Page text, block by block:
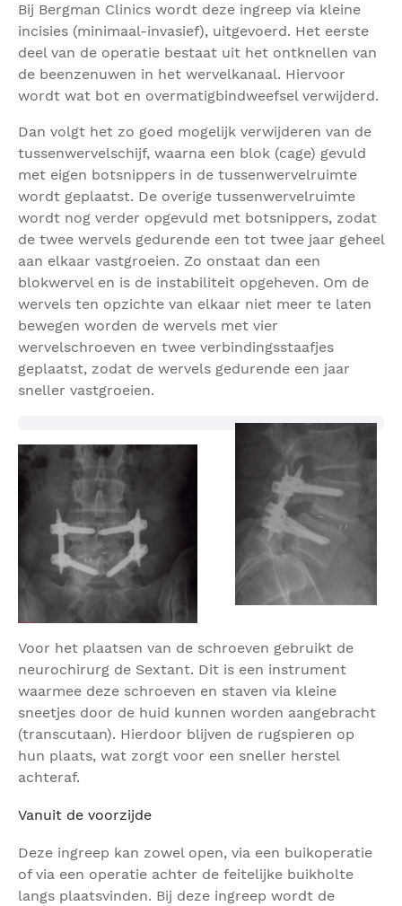
Bij Bergman Clinics wordt deze ingreep via kleine
incisies (minimaal-invasief), uitgevoerd. Het eerste
deel van de operatie bestaat uit het ontknellen van
de beenzenuwen in het wervelkanaal. Hiervoor
wordt wat bot en overmatigbindweefsel verwijderd.
Dan volgt het zo goed mogelijk verwijderen van de
tussenwervelschijf, waarna een blok (cage) gevuld
met eigen botsnippers in de tussenwervelruimte
wordt geplaatst. De overige tussenwervelruimte
wordt nog verder opgevuld met botsnippers, zodat
de twee wervels gedurende een tot twee jaar geheel
aan elkaar vastgroeien. Zo onstaat dan een
blokwervel en is de instabiliteit opgeheven. Om de
wervels ten opzichte van elkaar niet meer te laten
bewegen worden de wervels met vier
wervelschroeven en twee verbindingsstaafjes
geplaatst, zodat de wervels gedurende een jaar
sneller vastgroeien.
Voor het plaatsen van de schroeven gebruikt de
neurochirurg de Sextant. Dit is een instrument
waarmee deze schroeven en staven via kleine
sneetjes door de huid kunnen worden aangebracht
(transcutaan). Hierdoor blijven de rugspieren op
hun plaats, wat zorgt voor een sneller herstel
achteraf.
Vanuit de voorzijde
Deze ingreep kan zowel open, via een buikoperatie
of via een operatie achter de feitelijke buikholte
langs plaatsvinden. Bij deze ingreep wordt de